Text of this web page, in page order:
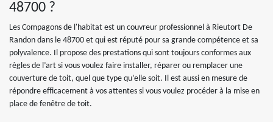
48700 ?
Les Compagons de l'habitat est un couvreur professionnel à Rieutort De
Randon dans le 48700 et qui est réputé pour sa grande compétence et sa
polyvalence. Il propose des prestations qui sont toujours conformes aux
règles de l’art si vous voulez faire installer, réparer ou remplacer une
couverture de toit, quel que type qu’elle soit. Il est aussi en mesure de
répondre efficacement à vos attentes si vous voulez procéder à la mise en
place de fenêtre de toit.